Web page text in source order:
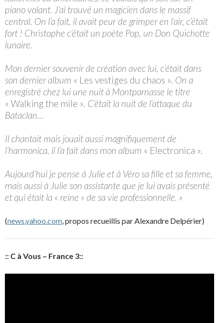
piano volant. J’ai trouvé un magicien dans le massif
central. On l’a fait, il avait peur de grimper en l’air, c’était
fort ! Christophe c’était un poète Pop, un Don Quichotte
lunaire.
Mon dernier souvenir de création avec lui, c’était dans
son dernier album « Les vestiges du chaos ». On a
enregistré chez lui une nuit à Montparnasse le titre
« Walking the mile ». C’était la nuit de l’attaque du
Bataclan…
Il chantait mais jouait aussi magnifiquement de
l’harmonica, il l’a fait dans mon album « Electronica ».
Aujourd’hui je pense à Julie et à Véro sa fille et sa femme,
mais aussi à Julie son assistante que je lui avais présenté
et qui était la « reine » de sa vie professionnelle. »
(news.yahoo.com, propos recueillis par Alexandre Delpérier)
:: C à Vous – France 3::